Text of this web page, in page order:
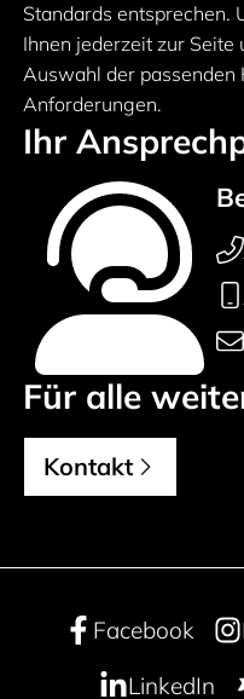
Standards entsprechen.
Ihnen jederzeit zur Seite
Auswahl der passenden
Anforderungen.
Ihr
Für alle
Kontakt
Facebook
LinkedIn